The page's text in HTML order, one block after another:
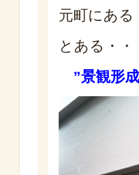
元町にある
とある・・
”景観形